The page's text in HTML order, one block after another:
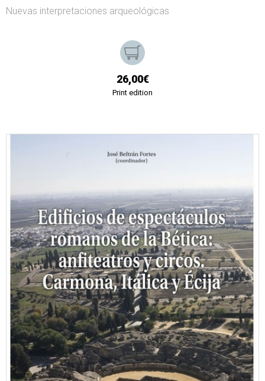
Nuevas interpretaciones arqueológicas
26,00€
Print edition